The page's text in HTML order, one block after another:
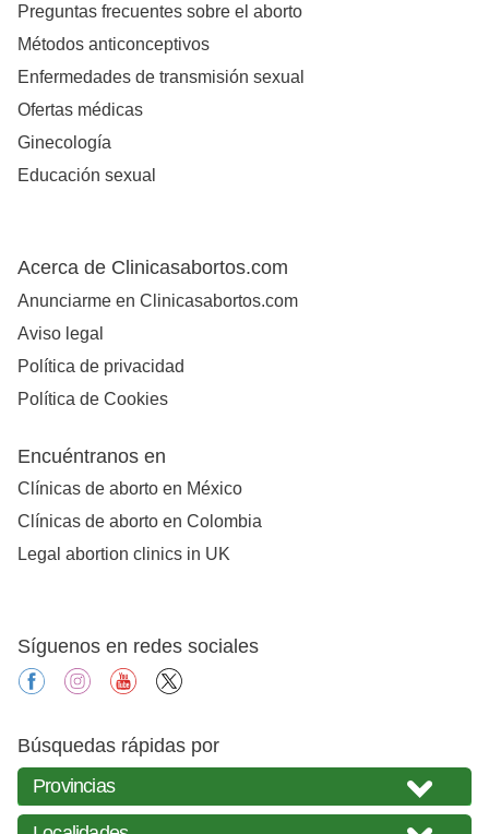
Preguntas frecuentes sobre el aborto
Métodos anticonceptivos
Enfermedades de transmisión sexual
Ofertas médicas
Ginecología
Educación sexual
Acerca de Clinicasabortos.com
Anunciarme en Clinicasabortos.com
Aviso legal
Política de privacidad
Política de Cookies
Encuéntranos en
Clínicas de aborto en México
Clínicas de aborto en Colombia
Legal abortion clinics in UK
Síguenos en redes sociales
facebookinstagramyoutube
Búsquedas rápidas por